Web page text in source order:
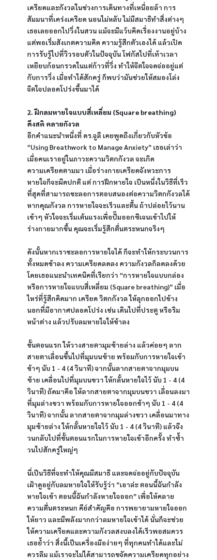
เครียดและกังวลในช่วงการเดินทางที่เหนื่อยล้า การ
สัมมนาที่เคร่งเครียด นอนไม่หลับ ไม่มีสมาธิทำสิ่งต่างๆ
เธอเลยออกไปวิ่งในสวน แม้จะมีแว้บคิดเรื่องงานอยู่บ้าง
แต่พอเริ่มสังเกตความคิด ความรู้สึกตัวเองได้ แล้วเปิด
การรับรู้ไปที่วิวรอบตัวในปัจจุบัน โฟกัสไปที่เท้าเวลา
เหยียบก้อนกรวดในแต่ก้าวที่วิ่ง ทำให้จิตใจจดจ่ออยู่แต่
กับการวิ่ง เมื่อทำได้สักครู่ ก็พบว่ามันช่วยให้สมองโล่ง
จิตใจปลอดโปร่งขึ้นมาได้
2. ฝึกลมหายใจแบบสี่เหลี่ยม (Square breathing)
ดึงสติ คลายกังวล
อีกคำแนะนำหนึ่งที่ ดร.จูลี เคยพูดถึงเกี่ยวกับหัวข้อ
“Using Breathwork to Manage Anxiety” เธอเล่าว่า
เมื่อคนเราอยู่ในภาวะความวิตกกังวล จะเกิด
ความเครียดตามมา เมื่อร่างกายเครียดจังหวะการ
หายใจก็จะผิดปกติ แต่ การฝึกหายใจ เป็นหนึ่งในวิธีที่เร็ว
ที่สุดที่สามารถชะลอการตอบสนองต่อความวิตกกังวลได้
หากคุณกังวล การหายใจจะเร็วและตื้น ถ้าปล่อยไว้นาน
เข้าๆ หัวใจจะเริ่มเต้นแรงเพื่อปั๊มออกซิเจนเข้าไปให้
ร่างกายมากขึ้น คุณจะเริ่มรู้สึกตื่นตระหนกจริงๆ
ดังนั้นหากเราชะลอการหายใจได้ ก็จะทำให้กระบวนการ
ทั้งหมดช้าลง ความเครียดลดลง ความกังวลก็ลดลงด้วย
โดยเธอแนะนำเทคนิคที่เรียกว่า “การหายใจแบบกล่อง
หรือการหายใจแบบสี่เหลี่ยม (Square breathing)” เมื่อ
ไหร่ที่รู้สึกคิดมาก เครียด วิตกกังวล ให้ลุกออกไปข้าง
นอกที่มีอากาศปลอดโปร่ง เช่น เดินไปที่ประตู หรือริม
หน้าต่าง แล้วปรับลมหายใจให้ช้าลง
ขั้นตอนแรก ให้วางสายตามุมซ้ายล่าง แล้วค่อยๆ ลาก
สายตาเลื่อนขึ้นไปที่มุมบนซ้าย พร้อมกับการหายใจเข้า
ช้าๆ นับ 1 - 4 (4 วินาที) จากนั้นลากสายตาจากมุมบน
ซ้าย เคลื่อนไปที่มุมบนขวา ให้กลั้นหายใจไว้ นับ 1 - 4 (4
วินาที) ถัดมาคือ ให้ลากสายตาจากมุมบนขวา เลื่อนลงมา
ที่มุมล่างขวา พร้อมกับการหายใจออกช้าๆ นับ 1 - 4 (4
วินาที) จากนั้น ลากสายตาจากมุมล่างขวา เคลื่อนมาทาง
มุมซ้ายล่าง ให้กลั้นหายใจไว้ นับ 1 - 4 (4 วินาที) แล้วจึง
วนกลับไปที่ขั้นตอนแรกในการหายใจเข้าอีกครั้ง ทำซ้ำ
วนไปสักครู่ใหญ่ๆ
นี่เป็นวิธีที่จะทำให้คุณมีสมาธิ และจดจ่ออยู่กับปัจจุบัน
เฝ้าดูอยู่กับลมหายใจให้รับรู้ว่า “เอาล่ะ ตอนนี้ฉันกำลัง
หายใจเข้า ตอนนี้ฉันกำลังหายใจออก” เพื่อให้คลาย
ความตื่นตระหนก คีย์สำคัญคือ การพยายามหายใจออก
ให้ยาว และมีพลังมากกว่าลมหายใจเข้าได้ นั่นก็จะช่วย
ให้ความเครียดและความกังวลสงบลงได้เร็วพอสมควร
เธอย้ำว่า สิ่งนี้เป็นเครื่องมือง่ายๆ ที่ทุกคนทำได้และไม่
ควรลืม แม้เราจะไม่ได้สามารถขจัดความเครียดทุกอย่าง